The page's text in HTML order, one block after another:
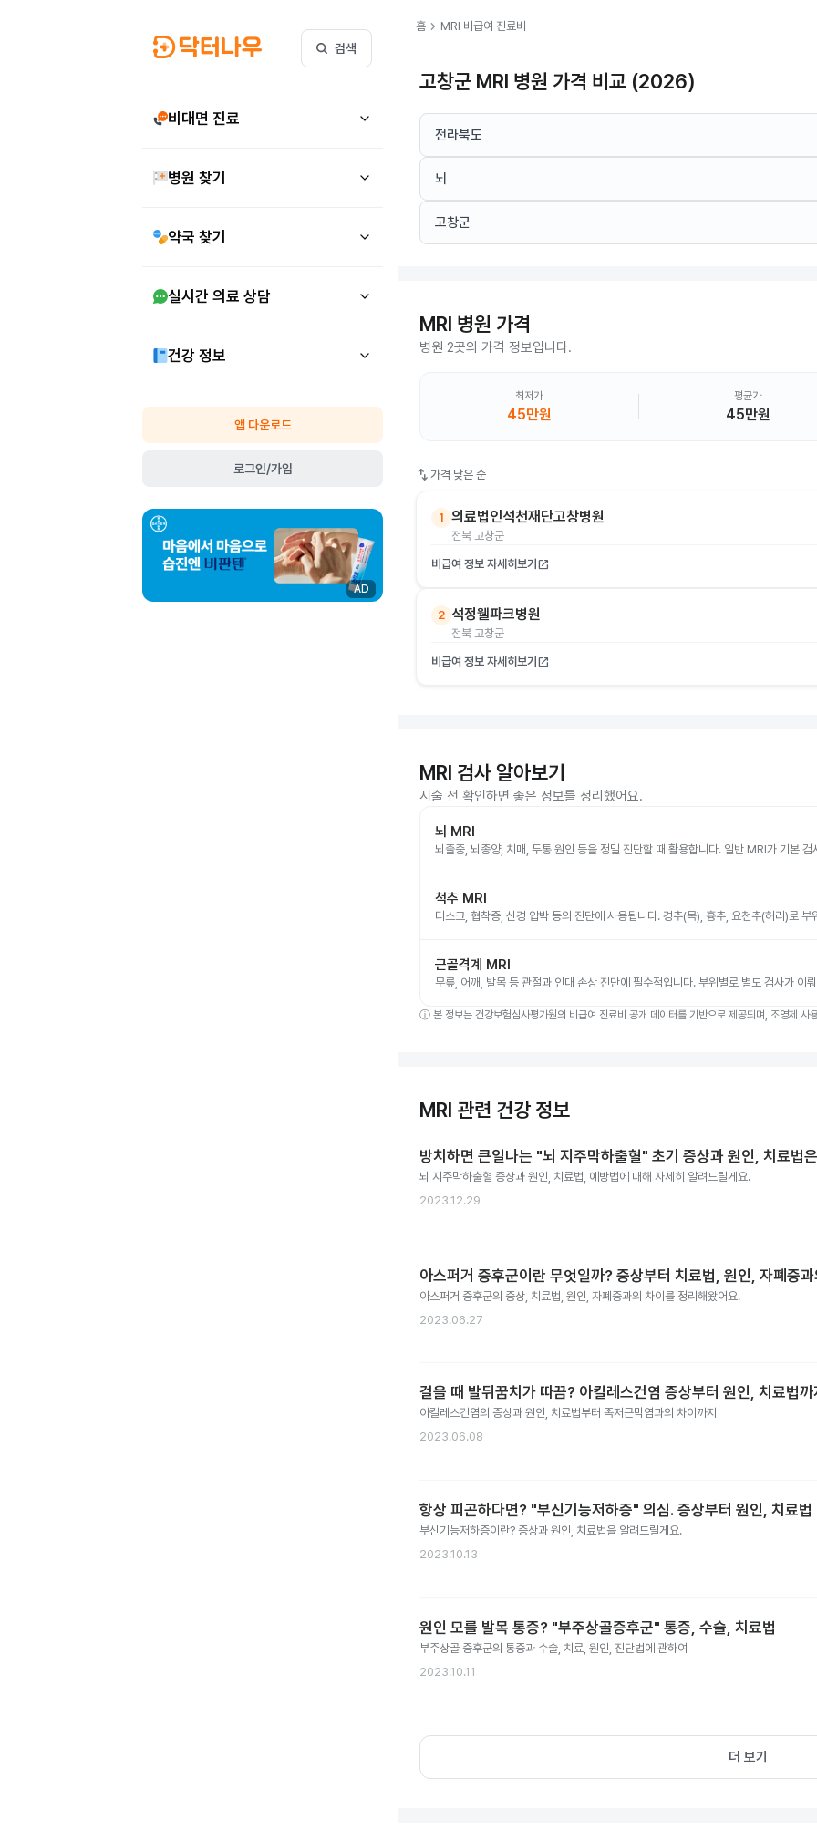
검색
비대면 진료
병원 찾기
약국 찾기
실시간 의료 상담
건강 정보
앱 다운로드
로그인/가입
AD
홈 chevron_right MRI 비급여 진료비
고창군 MRI 병원 가격 비교 (2026)
전라북도
뇌
고창군
MRI 병원 가격
병원 2곳의 가격 정보입니다.
최저가
45만원
평균가
45만원
swap_vert 가격 낮은 순
1 의료법인석천재단고창병원
전북 고창군
비급여 정보 자세히보기 open_in_new
2 석정웰파크병원
전북 고창군
비급여 정보 자세히보기 open_in_new
MRI 검사 알아보기
시술 전 확인하면 좋은 정보를 정리했어요.
뇌 MRI
뇌졸중, 뇌종양, 치매, 두통 원인 등을 정밀 진단할 때 활용합니다. 일반 MRI가 기본 검
척추 MRI
디스크, 협착증, 신경 압박 등의 진단에 사용됩니다. 경추(목), 흉추, 요천추(허리)로 부
근골격계 MRI
무릎, 어깨, 발목 등 관절과 인대 손상 진단에 필수적입니다. 부위별로 별도 검사가 이
ⓘ 본 정보는 건강보험심사평가원의 비급여 진료비 공개 데이터를 기반으로 제공되며, 조영제
MRI 관련 건강 정보
방치하면 큰일나는 "뇌 지주막하출혈" 초기 증상과 원인, 치료법
뇌 지주막하출혈 증상과 원인, 치료법, 예방법에 대해 자세히 알려드릴게요.
2023.12.29
아스퍼거 증후군이란 무엇일까? 증상부터 치료법, 원인, 자폐증과
아스퍼거 증후군의 증상, 치료법, 원인, 자폐증과의 차이를 정리해왔어요.
2023.06.27
걸을 때 발뒤꿈치가 따끔? 아킬레스건염 증상부터 원인, 치료법까
아킬레스건염의 증상과 원인, 치료법부터 족저근막염과의 차이까지
2023.06.08
항상 피곤하다면? "부신기능저하증" 의심. 증상부터 원인, 치료법
부신기능저하증이란? 증상과 원인, 치료법을 알려드릴게요.
2023.10.13
원인 모를 발목 통증? "부주상골증후군" 통증, 수술, 치료법
부주상골 증후군의 통증과 수술, 치료, 원인, 진단법에 관하여
2023.10.11
더 보기